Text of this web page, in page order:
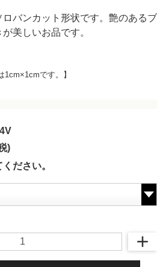
バンカット形状です。艶のあるブ
美しいお品です。
1cm×1cmです。】
)
ださい。